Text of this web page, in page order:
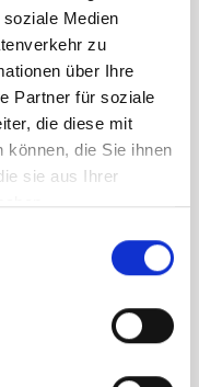
Medien
zu
über Ihre
Partner für soziale
die diese mit
können, die Sie ihnen
sie aus Ihrer